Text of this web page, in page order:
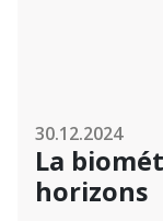
30.12.2024
La
horizons